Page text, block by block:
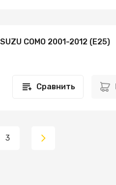
COMO 2001-2012 (E25)
Сравнить
3